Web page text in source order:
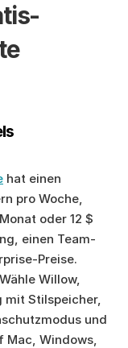
hat einen
pro Woche,
oder 12 $
einen Team-
Preise.
Wähle Willow,
mit Stilspeicher,
und
Windows,